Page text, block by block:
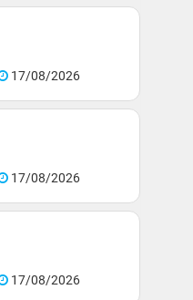
17/08/2026
17/08/2026
17/08/2026